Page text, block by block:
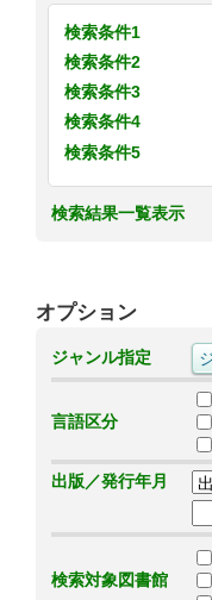
検索条件1
検索条件2
検索条件3
検索条件4
検索条件5
検索結果一覧表示
オプション
ジャンル指定
言語区分
出版／発行年月
検索対象図書館